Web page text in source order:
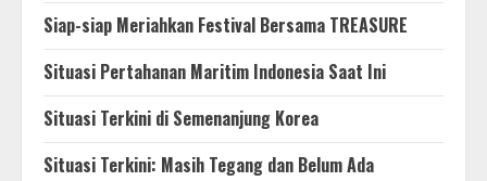
Siap-siap Meriahkan Festival Bersama TREASURE
Situasi Pertahanan Maritim Indonesia Saat Ini
Situasi Terkini di Semenanjung Korea
Situasi Terkini: Masih Tegang dan Belum Ada